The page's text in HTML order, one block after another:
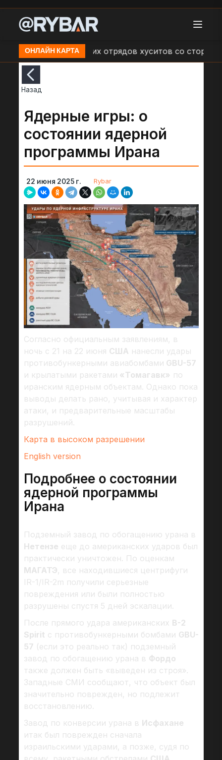
ОНЛАЙН КАРТА
наступающих отрядов хуситов со стороны ВС
Назад
Ядерные игры: о
состоянии ядерной
программы Ирана
22 июня 2025 г. Rybar
Согласно официальным заявлениям, в
ночь с 21 на 22 июня США нанесли удары
противобункерными авиабомбами GBU-57
и крылатыми ракетами «Томагавк» по
иранским ядерным объектам. Однако пока
выводы делать рано, учитывая и характер
атаки, и предварительные масштабы
разрушений.
Карта в высоком разрешении
English version
Подробнее о состоянии
ядерной программы
Ирана
Подземный завод по обогащению урана в
Нетензе еще до американских ударов был
практически уничтожен. По оценкам
МАГАТЭ, все находившиеся центрифуги
IR-1/IR-2m получили серьезные
повреждения или были полностью
разрушены спустя 5 дней эскалации.
После прямого удара американских B-2
Spirit с противобункерными бомбами GBU-
57 (если это реально так) подземный
завод по обогащению урана в Фордо
также должен быть «выведен из строя».
Западные СМИ сообщают, что объект был
значительно поврежден, но подлежит
восстановлению.
Завод по конверсии урана в Исфахане
итак был поврежден сначала
израильскими ударами, а позже, судя по